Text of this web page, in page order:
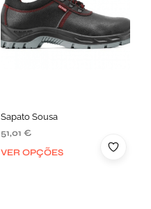
Sapato Sousa
51,01 €
VER OPÇÕES